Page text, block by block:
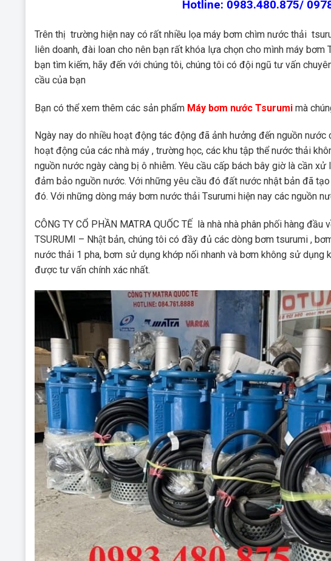
Hotline: 0983.480.875/
Trên thị trường hiện nay có rất nhiều lọa máy bơm chìm nước thải
liên doanh, đài loan cho nên bạn rất khóa lựa chọn cho mình máy
bạn tìm kiếm, hãy đến với chúng tôi, chúng tôi có đội ngũ tư vấn
cầu của bạn
Bạn có thể xem thêm các sản phẩm Máy bơm nước Tsurumi mà
Ngày nay do nhiều hoạt động tác động đã ảnh hưởng đến nguồn
hoạt động của các nhà máy , trường học, các khu tập thể nước thải
nguồn nước ngày càng bị ô nhiễm. Yêu cầu cấp bách bây giờ là cần
đảm bảo nguồn nước. Với những yêu cầu đó đất nước nhật bản đã
đó. Với những dòng máy bơm nước thải Tsurumi hiện nay các nguồn
CÔNG TY CỔ PHẦN MATRA QUỐC TẾ là nhà nhà phân phối hàng
TSURUMI – Nhật bản, chúng tôi có đầy đủ các dòng bơm tsurumi ,
nước thải 1 pha, bơm sử dụng khớp nối nhanh và bơm không sử dụng
được tư vấn chính xác nhất.